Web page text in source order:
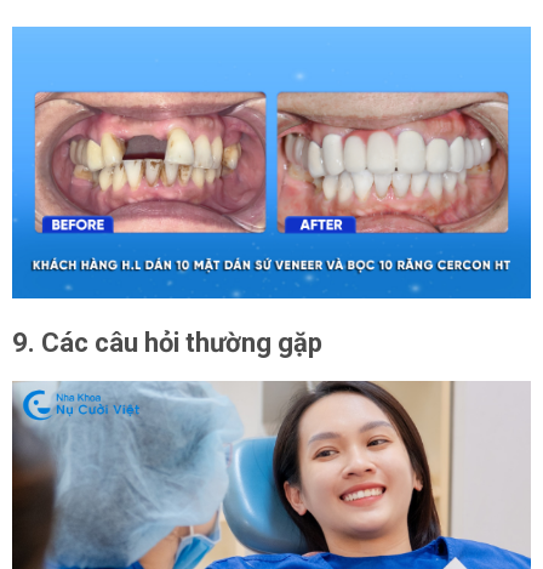
9. Các câu hỏi thường gặp